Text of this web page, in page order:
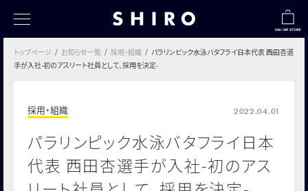
トップページ
シロのものづくり
社会とのつながり
お客様とのつながり
トップページ お知らせ一覧 採用・組織
パラリンピック⽔泳バタフライ⽇本代表 ⻄⽥杏選
⼿が⼊社-初のアスリート社員として、採⽤を決定-
採用・組織 2022.04.01
パラリンピック⽔泳バタフライ⽇本
代表 ⻄⽥杏選⼿が⼊社-初のアス